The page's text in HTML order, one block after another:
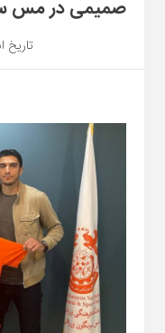
صمیمی در مس
تاریخ